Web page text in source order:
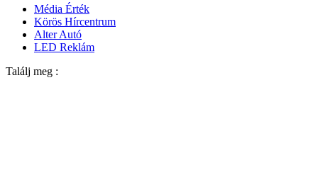
Média Érték
Körös Hírcentrum
Alter Autó
LED Reklám
Találj meg :